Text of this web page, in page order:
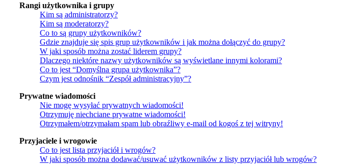
Rangi użytkownika i grupy
Kim są administratorzy?
Kim są moderatorzy?
Co to są grupy użytkowników?
Gdzie znajduje się spis grup użytkowników i jak można dołączyć do grupy?
W jaki sposób można zostać liderem grupy?
Dlaczego niektóre nazwy użytkowników są wyświetlane innymi kolorami?
Co to jest “Domyślna grupa użytkownika”?
Czym jest odnośnik “Zespół administracyjny”?
Prywatne wiadomości
Nie mogę wysyłać prywatnych wiadomości!
Otrzymuję niechciane prywatne wiadomości!
Otrzymałem/otrzymałam spam lub obraźliwy e-mail od kogoś z tej witryny!
Przyjaciele i wrogowie
Co to jest lista przyjaciół i wrogów?
W jaki sposób można dodawać/usuwać użytkowników z listy przyjaciół lub wrogów?